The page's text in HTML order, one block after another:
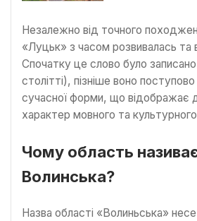
Незалежно від точного
«Луцьк» з часом розвивалась та
Спочатку це слово було
столітті), пізніше воно
сучасної форми, що відображає
характер мовного та
Чому область
Волинська?
Назва області «Волиньська» несе